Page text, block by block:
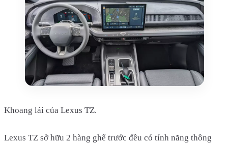
Khoang lái của Lexus TZ.
Lexus TZ sở hữu 2 hàng ghế trước đều có tính năng thông